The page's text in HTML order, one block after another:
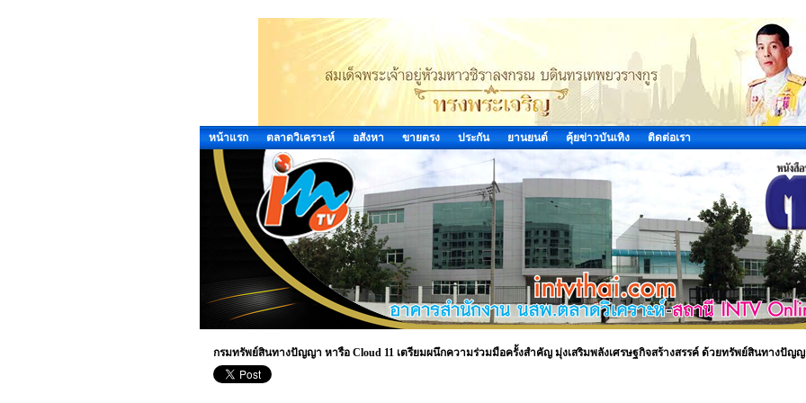
หน้าแรก ตลาดวิเคราะห์ อสังหา ขายตรง ประกัน ยานยนต์ คุ้ยข่าวบันเทิง ติดต่อเรา
กรมทรัพย์สินทางปัญญา หารือ Cloud 11 เตรียมผนึกความร่วมมือครั้งสำคัญ มุ่งเสริมพลังเศรษฐกิจสร้างสรรค์ ด้วยทรัพย์สินทางปัญ